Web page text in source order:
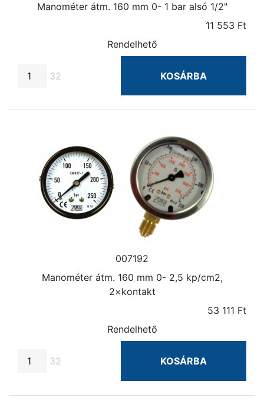
Manométer átm. 160 mm 0- 1 bar alsó 1/2"
11 553 Ft
Rendelhető
32 KOSÁRBA
007192
Manométer átm. 160 mm 0- 2,5 kp/cm2,
2×kontakt
53 111 Ft
Rendelhető
32 KOSÁRBA